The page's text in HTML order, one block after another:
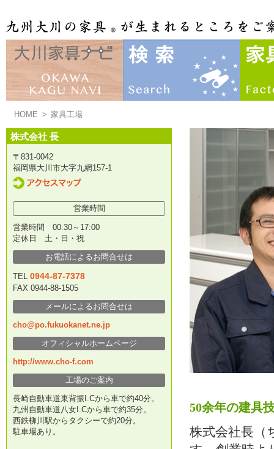
HOME > 家具工場
50余年の建具
株式会社長（
株式会社 長
〒831-0042
福岡県大川市大字九網157-1
営業時間
営業時間 00:30～17:00
定休日 土・日・祝
お電話によるお問合せは
TEL 0944-87-7378
FAX 0944-88-1505
メールによるお問合せは
cho@po.fukuokanet.ne.jp
オフィシャルホームページ
http://www.cho-f.com
工場のご案内
長崎自動車道東背振I.Cから車で約40分。
九州自動車道八女I.Cから車で約35分。
西鉄柳川駅からタクシーで約20分。
駐車場あり。